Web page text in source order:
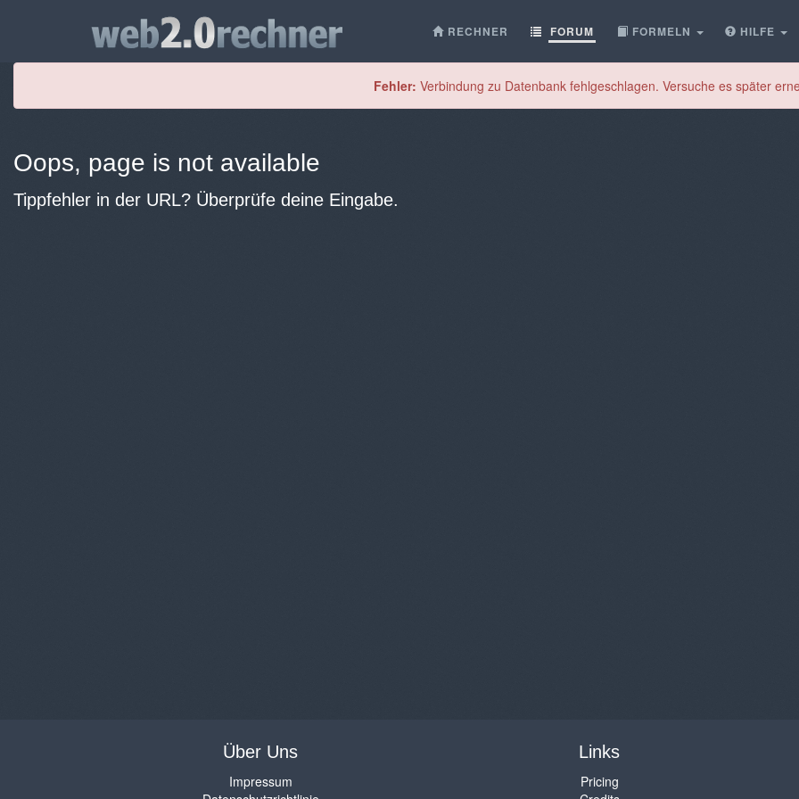
RECHNER FORUM FORMELN HILFE
Fehler: Verbindung zu Datenbank fehlgeschlagen. Versuche es später
Oops, page is not available
Tippfehler in der URL? Überprüfe deine Eingabe.
Über Uns
Impressum
Links
Pricing